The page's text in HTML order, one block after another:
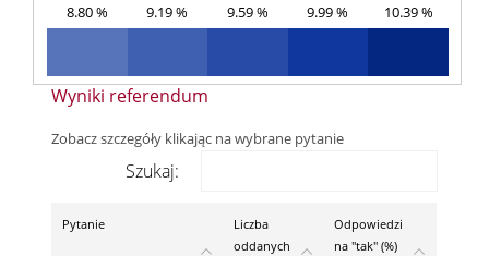
8.80 % 9.19 % 9.59 % 9.99 % 10.39 %
Wyniki referendum
Zobacz szczegóły klikając na wybrane pytanie
Szukaj:
Pytanie
Liczba
oddanych
Odpowiedzi
na "tak" (%)